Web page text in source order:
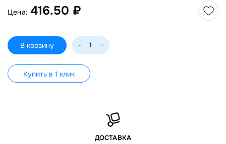
Цена: 416.50 ₽
В корзину - +
Купить в 1 клик
ДОСТАВКА